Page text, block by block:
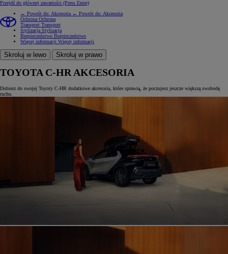
Przejdź do głównej zawartości (Press Enter)
← Powrót do: Akcesoria ← Powrót do: Akcesoria
Ochrona Ochrona
Transport Transport
Stylizacja Stylizacja
Bezpieczeństwo Bezpieczeństwo
Więcej informacji Więcej informacji
Skroluj w lewo Skroluj w prawo
TOYOTA C-HR AKCESORIA
Dobierz do swojej Toyoty C-HR dodatkowe akcesoria, które sprawią, że poczujesz jeszcze większą swobodę
ruchu.